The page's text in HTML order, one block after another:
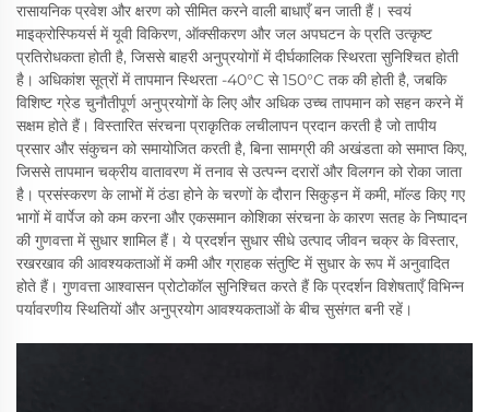
रासायनिक प्रवेश और क्षरण को सीमित करने वाली बाधाएँ बन जाती हैं। स्वयं
माइक्रोस्फियर्स में यूवी विकिरण, ऑक्सीकरण और जल अपघटन के प्रति उत्कृष्ट
प्रतिरोधकता होती है, जिससे बाहरी अनुप्रयोगों में दीर्घकालिक स्थिरता सुनिश्चित होती
है। अधिकांश सूत्रों में तापमान स्थिरता -40°C से 150°C तक की होती है, जबकि
विशिष्ट ग्रेड चुनौतीपूर्ण अनुप्रयोगों के लिए और अधिक उच्च तापमान को सहन करने में
सक्षम होते हैं। विस्तारित संरचना प्राकृतिक लचीलापन प्रदान करती है जो तापीय
प्रसार और संकुचन को समायोजित करती है, बिना सामग्री की अखंडता को समाप्त किए,
जिससे तापमान चक्रीय वातावरण में तनाव से उत्पन्न दरारों और विलगन को रोका जाता
है। प्रसंस्करण के लाभों में ठंडा होने के चरणों के दौरान सिकुड़न में कमी, मॉल्ड किए गए
भागों में वार्पेज को कम करना और एकसमान कोशिका संरचना के कारण सतह के निष्पादन
की गुणवत्ता में सुधार शामिल हैं। ये प्रदर्शन सुधार सीधे उत्पाद जीवन चक्र के विस्तार,
रखरखाव की आवश्यकताओं में कमी और ग्राहक संतुष्टि में सुधार के रूप में अनुवादित
होते हैं। गुणवत्ता आश्वासन प्रोटोकॉल सुनिश्चित करते हैं कि प्रदर्शन विशेषताएँ विभिन्न
पर्यावरणीय स्थितियों और अनुप्रयोग आवश्यकताओं के बीच सुसंगत बनी रहें।